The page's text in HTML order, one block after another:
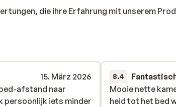
die ihre Erfahrung mit unserem
15. März 2026
afstand naar
persoonlijk iets minder
afstand naar
persoonlijk iets minder
8.4
Mooie nette
heid tot het bed
Mooie nette
heid tot het bed